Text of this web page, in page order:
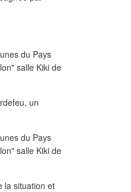
un
la situation et